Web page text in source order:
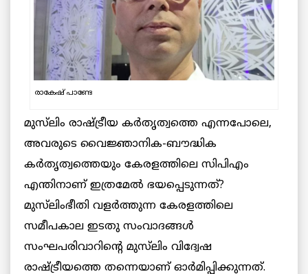
രാകേഷ് പാണ്ടേ
മുസ്‌ലിം രാഷ്ട്രീയ കർതൃത്വത്തെ എന്നപോലെ,
അവരുടെ വൈജ്ഞാനിക-ബൗദ്ധിക
കർതൃത്വത്തെയും കേരളത്തിലെ സിപിഎം
എന്തിനാണ് ഇത്രമേല്‍ ഭയപ്പെടുന്നത്?
മുസ്‌ലിംഭീതി വളര്‍ത്തുന്ന കേരളത്തിലെ
സമീപകാല ഇടതു സംവാദങ്ങള്‍
സംഘപരിവാറിന്റെ മുസ്‌ലിം വിദ്വേഷ
രാഷ്ട്രീയത്തെ തന്നെയാണ് ഓര്‍മിപ്പിക്കുന്നത്.